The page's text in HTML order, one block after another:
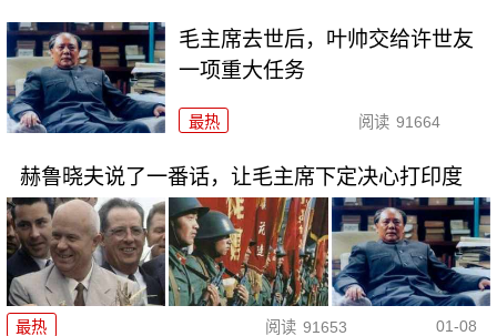
毛主席去世后，叶帅交给许世友
一项重大任务
最热 阅读 91664
赫鲁晓夫说了一番话，让毛主席下定决心打印度
最热 阅读 91653 01-08